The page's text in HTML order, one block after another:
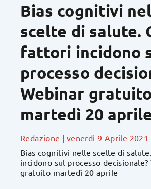
Bias cognitivi
scelte di salute.
fattori incidono
processo
Webinar gratuito
martedì 20
Redazione | venerdì 9 Aprile 2021
Bias cognitivi nelle scelte di
incidono sul processo
gratuito martedì 20 aprile